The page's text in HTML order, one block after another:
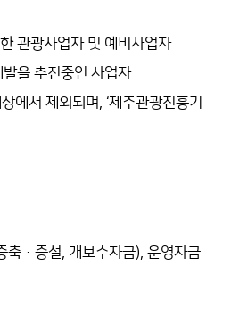
관광사업자 및 예비사업자
을 추진중인 사업자
에서 제외되며, ‘제주관광진흥기
축·증설, 개보수자금), 운영자금